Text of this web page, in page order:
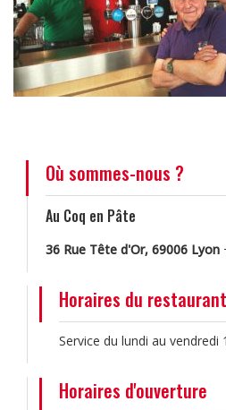
Où sommes-nous ?
Au Coq en Pâte
36 Rue Tête d'Or, 69006 Lyon
Horaires du restaurant
Service du lundi au vendredi
Horaires d'ouverture